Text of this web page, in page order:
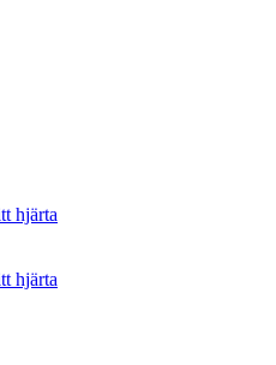
hjärta
hjärta